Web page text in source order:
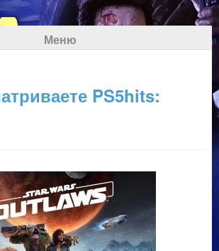
Меню
PS5hits: